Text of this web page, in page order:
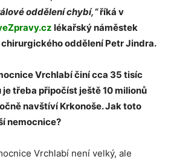
oddělení chybí,“říká v
lékařský náměstek
oddělení Petr Jindra.
Vrchlabí činí cca 35 tisíc
třeba připočíst ještě 10 milionů
navštíví Krkonoše. Jak toto
nemocnice?
Vrchlabí není velký, ale